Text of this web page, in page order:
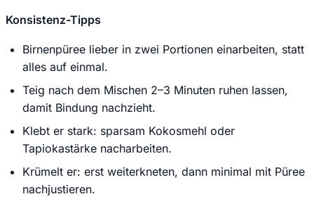
Konsistenz-Tipps
Birnenpüree lieber in zwei Portionen einarbeiten, statt
alles auf einmal.
Teig nach dem Mischen 2–3 Minuten ruhen lassen,
damit Bindung nachzieht.
Klebt er stark: sparsam Kokosmehl oder
Tapiokastärke nacharbeiten.
Krümelt er: erst weiterkneten, dann minimal mit Püree
nachjustieren.